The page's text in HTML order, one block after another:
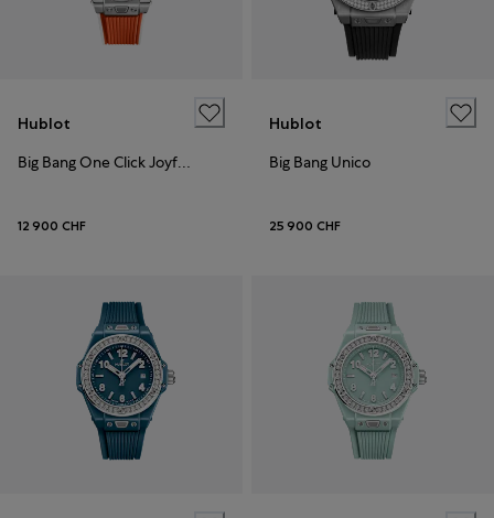
Hublot
Big Bang One Click Joyful Steel Orange
12 900 CHF
Hublot
Big Bang Unico
25 900 CHF